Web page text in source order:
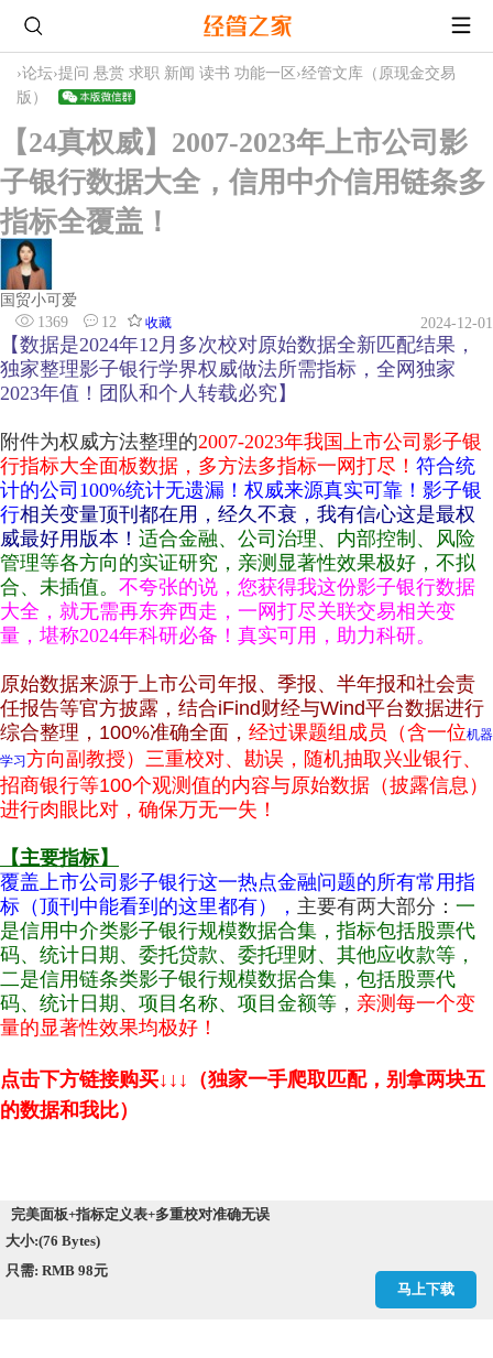
›论坛›提问 悬赏 求职 新闻 读书 功能一区 ›经管文库（原现金交易
版）
【24真权威】2007-2023年上市公司影
子银行数据大全，信用中介信用链条多
指标全覆盖！
国贸小可爱
1369
12 收藏 2024-12-01
【数据是2024年12月多次校对原始数据全新匹配结果，
独家整理影子银行学界权威做法所需指标，全网独家
2023年值！团队和个人转载必究】
附件为权威方法整理的2007-2023年我国上市公司影子银
行指标大全面板数据 ，多方法多指标一网打尽！ 符合统
计的公司100%统计无遗漏！权威来源真实可靠！影子银
行相关变量顶刊都在用，经久不衰，我有信心这是最权
威最好用版本！ 适合金融、公司治理、内部控制、风险
管理等各方向的实证研究，亲测显著性效果极好，不拟
合、未插值。 不夸张的说， 您获得我这份影子银行数据
大全，就无需再东奔西走，一网打尽关联交易相关变
量，堪称2024年科研必备！真实可用，助力科研。
原始数据来源于上市公司年报、季报、半年报和社会责
任报告等官方披露，结合iFind财经与Wind平台数据进行
综合整理，100%准确全面， 经过课题组成员（含一位机器
学习方向副教授）三重校对、勘误，随机抽取兴业银行、
招商银行等100个观测值的内容与原始数据（披露信息）
进行肉眼比对，确保万无一失！
【主要指标】
覆盖上市公司影子银行这一热点金融问题的所有常用指
标（顶刊中能看到的这里都有）， 主要有两大部分： 一
是信用中介类影子银行规模数据合集，指标包括股票代
码、统计日期、委托贷款、委托理财、其他应收款等，
二是信用链条类影子银行规模数据合集，包括股票代
码、统计日期、项目名称、项目金额等 ， 亲测每一个变
量的显著性效果均极好！
点击下方链接购买↓↓↓（独家一手爬取匹配，别拿两块五
的数据和我比）
完美面板+指标定义表+多重校对准确无误
大小:(76 Bytes)
只需: RMB 98元
马上下载